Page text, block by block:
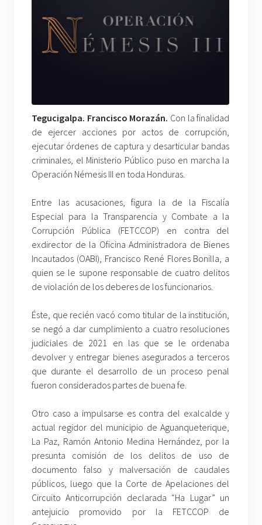
Tegucigalpa. Francisco Morazán. Con la finalidad
de ejercer acciones por actos de corrupción,
ejecutar órdenes de captura y desarticular bandas
criminales, el Ministerio Público puso en marcha la
Operación Némesis III en toda Honduras.
Entre las acusaciones, figura la de la Fiscalía
Especial para la Transparencia y Combate a la
Corrupción Pública (FETCCOP) en contra del
exdirector de la Oficina Administradora de Bienes
Incautados (OABI), Francisco René Flores Bonilla, a
quien se le supone responsable de cuatro delitos
de violación de los deberes de los funcionarios.
Éste, que recién vacó como titular de la institución,
se negó a dar cumplimiento a cuatro resoluciones
judiciales de 2021 en las que se le ordenaba
devolver y entregar bienes asegurados a terceros
que durante el desarrollo de un proceso penal
fueron considerados partes de buena fe.
Otro caso a impulsarse es contra del exalcalde y
actual regidor del municipio de Aguanqueterique,
La Paz, Ramón Antonio Medina Hernández, por la
presunta comisión de los delitos de uso de
documento falso y malversación de caudales
públicos, luego que la Corte de Apelaciones del
Circuito Anticorrupción declarada “Ha Lugar” un
antejuicio promovido por la FETCCOP de